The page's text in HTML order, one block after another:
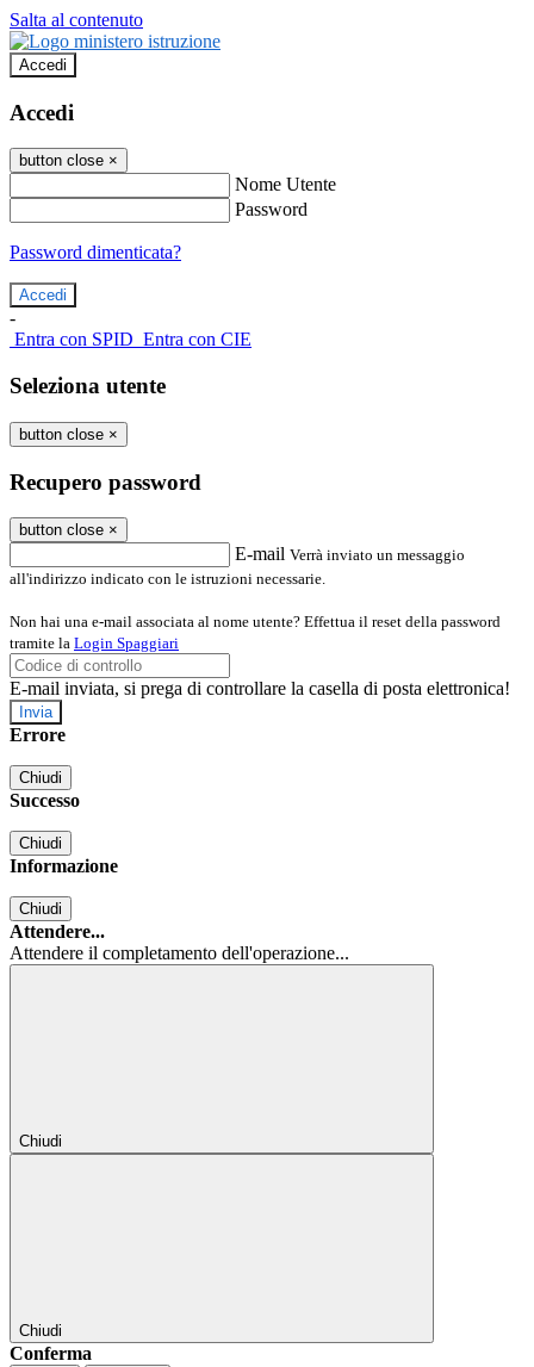
Salta al contenuto
Accedi
Accedi
button close ×
Nome Utente
Password
Password dimenticata?
-
Entra con SPID Entra con CIE
Seleziona utente
button close ×
Recupero password
button close ×
E-mail Verrà inviato un messaggio
all'indirizzo indicato con le istruzioni necessarie.
Non hai una e-mail associata al nome utente? Effettua il reset della password
tramite la Login Spaggiari
E-mail inviata, si prega di controllare la casella di posta elettronica!
Errore
Chiudi
Successo
Chiudi
Informazione
Chiudi
Attendere...
Attendere il completamento dell'operazione...
Chiudi
Chiudi
Conferma